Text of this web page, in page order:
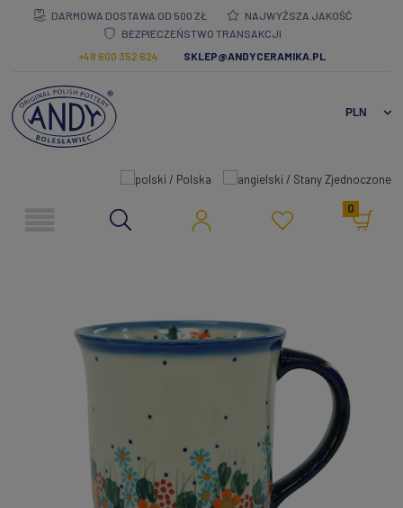
DARMOWA DOSTAWA OD 500 ZŁ
NAJWYŻSZA JAKOŚĆ
BEZPIECZEŃSTWO TRANSAKCJI
+48 600 352 624
SKLEP@ANDYCERAMIKA.PL
0